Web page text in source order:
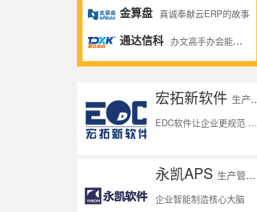
金算盘 真诚奉献云ERP的故事
通达信科 办文高手办会能手办事巧手
宏拓新软件 生产管理系统
EDC软件让企业更规范 让管理变的更简单
永凯APS 生产管理系统
企业智能制造核心大脑